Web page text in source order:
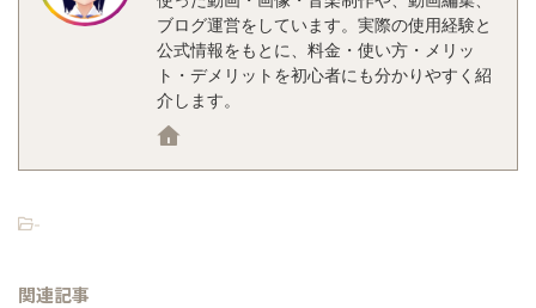
ブログ運営をしています。実際の使用経験と
公式情報をもとに、料金・使い方・メリッ
ト・デメリットを初心者にも分かりやすく紹
介します。
-
関連記事